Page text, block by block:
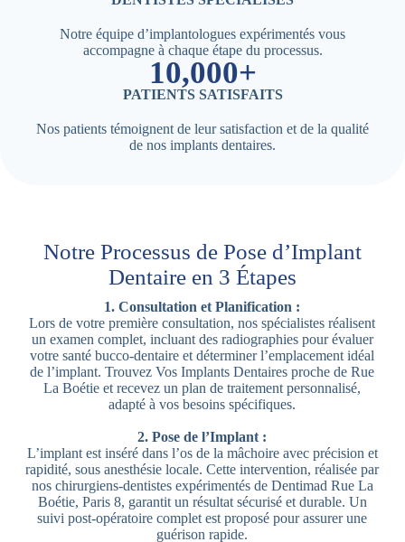
Notre équipe d’implantologues expérimentés vous
accompagne à chaque étape du processus.
10,000+
PATIENTS SATISFAITS
Nos patients témoignent de leur satisfaction et de la qualité
de nos implants dentaires.
Notre Processus de Pose d’Implant
Dentaire en 3 Étapes
1. Consultation et Planification :
Lors de votre première consultation, nos spécialistes réalisent
un examen complet, incluant des radiographies pour évaluer
votre santé bucco-dentaire et déterminer l’emplacement idéal
de l’implant. Trouvez Vos Implants Dentaires proche de Rue
La Boétie et recevez un plan de traitement personnalisé,
adapté à vos besoins spécifiques.
2. Pose de l’Implant :
L’implant est inséré dans l’os de la mâchoire avec précision et
rapidité, sous anesthésie locale. Cette intervention, réalisée par
nos chirurgiens-dentistes expérimentés de Dentimad Rue La
Boétie, Paris 8, garantit un résultat sécurisé et durable. Un
suivi post-opératoire complet est proposé pour assurer une
guérison rapide.